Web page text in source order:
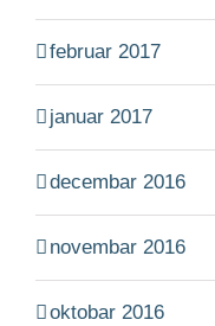
februar 2017
januar 2017
decembar 2016
novembar 2016
oktobar 2016